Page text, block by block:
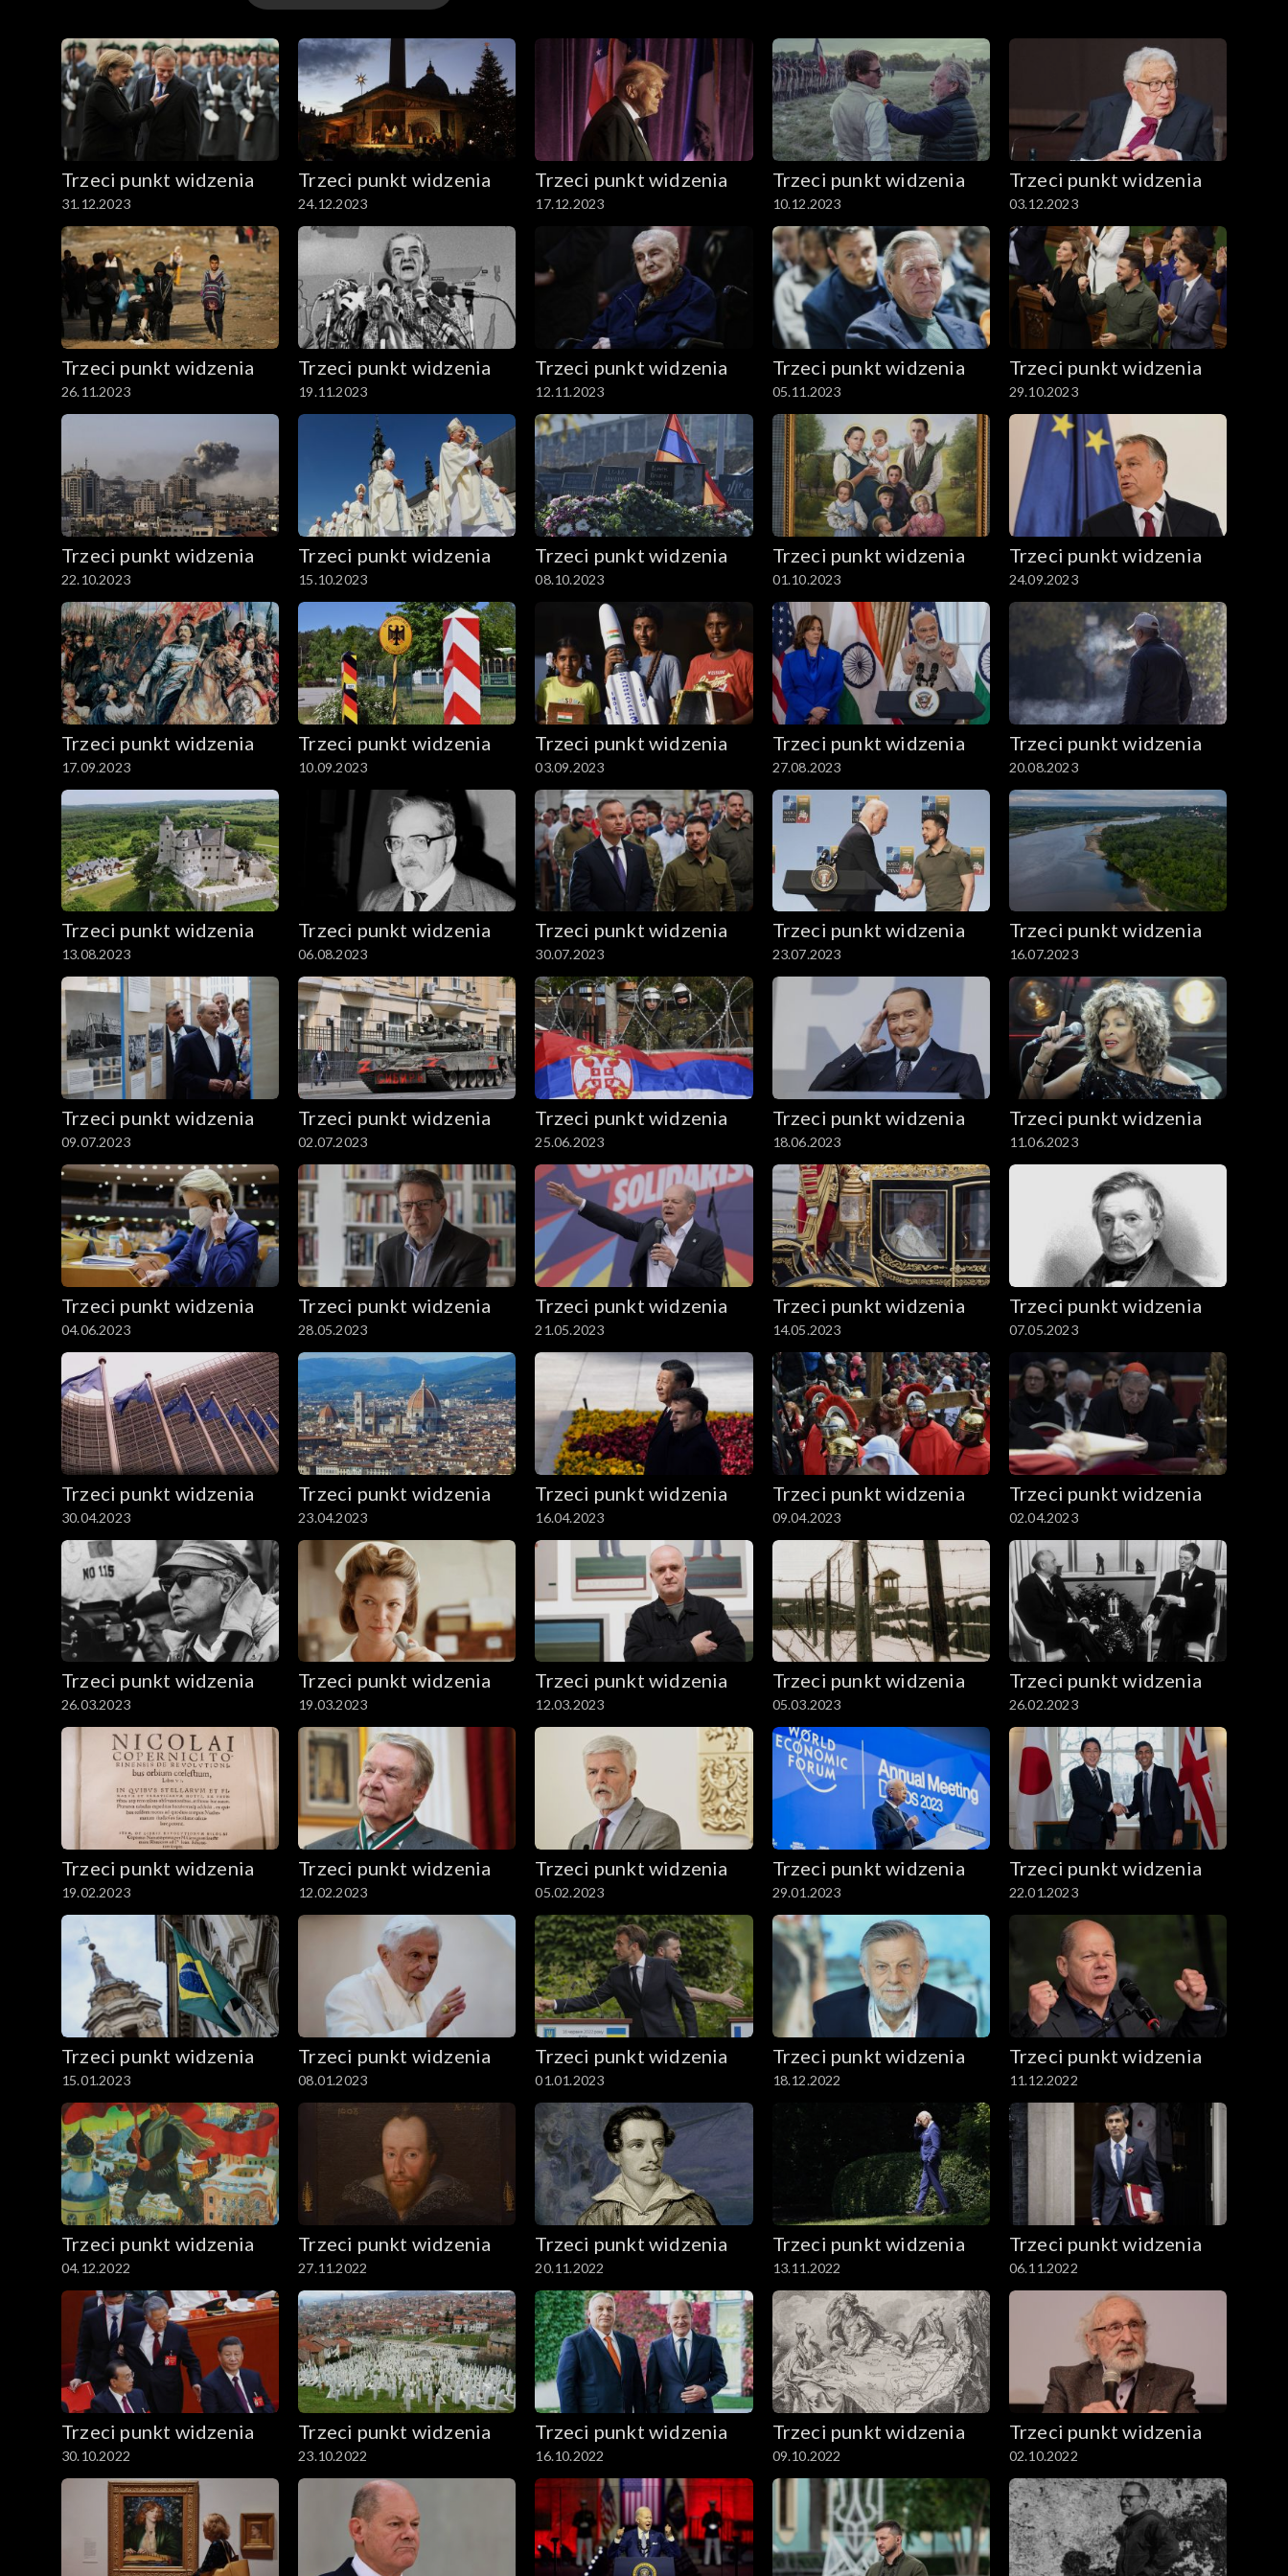
Odcinki
Trzeci punkt widzenia
31.12.2023
Trzeci punkt widzenia
24.12.2023
Trzeci punkt widzenia
17.12.2023
Trzeci punkt widzenia
10.12.2023
Trzeci punkt widzenia
03.12.2023
Trzeci punkt widzenia
26.11.2023
Trzeci punkt widzenia
19.11.2023
Trzeci punkt widzenia
12.11.2023
Trzeci punkt widzenia
05.11.2023
Trzeci punkt widzenia
29.10.2023
Trzeci punkt widzenia
22.10.2023
Trzeci punkt widzenia
15.10.2023
Trzeci punkt widzenia
08.10.2023
Trzeci punkt widzenia
01.10.2023
Trzeci punkt widzenia
24.09.2023
Trzeci punkt widzenia
17.09.2023
Trzeci punkt widzenia
10.09.2023
Trzeci punkt widzenia
03.09.2023
Trzeci punkt widzenia
27.08.2023
Trzeci punkt widzenia
20.08.2023
Trzeci punkt widzenia
13.08.2023
Trzeci punkt widzenia
06.08.2023
Trzeci punkt widzenia
30.07.2023
Trzeci punkt widzenia
23.07.2023
Trzeci punkt widzenia
16.07.2023
Trzeci punkt widzenia
09.07.2023
Trzeci punkt widzenia
02.07.2023
Trzeci punkt widzenia
25.06.2023
Trzeci punkt widzenia
18.06.2023
Trzeci punkt widzenia
11.06.2023
Trzeci punkt widzenia
04.06.2023
Trzeci punkt widzenia
28.05.2023
Trzeci punkt widzenia
21.05.2023
Trzeci punkt widzenia
14.05.2023
Trzeci punkt widzenia
07.05.2023
Trzeci punkt widzenia
30.04.2023
Trzeci punkt widzenia
23.04.2023
Trzeci punkt widzenia
16.04.2023
Trzeci punkt widzenia
09.04.2023
Trzeci punkt widzenia
02.04.2023
Trzeci punkt widzenia
26.03.2023
Trzeci punkt widzenia
19.03.2023
Trzeci punkt widzenia
12.03.2023
Trzeci punkt widzenia
05.03.2023
Trzeci punkt widzenia
26.02.2023
Trzeci punkt widzenia
19.02.2023
Trzeci punkt widzenia
12.02.2023
Trzeci punkt widzenia
05.02.2023
Trzeci punkt widzenia
29.01.2023
Trzeci punkt widzenia
22.01.2023
Trzeci punkt widzenia
15.01.2023
Trzeci punkt widzenia
08.01.2023
Trzeci punkt widzenia
01.01.2023
Trzeci punkt widzenia
18.12.2022
Trzeci punkt widzenia
11.12.2022
Trzeci punkt widzenia
04.12.2022
Trzeci punkt widzenia
27.11.2022
Trzeci punkt widzenia
20.11.2022
Trzeci punkt widzenia
13.11.2022
Trzeci punkt widzenia
06.11.2022
Trzeci punkt widzenia
30.10.2022
Trzeci punkt widzenia
23.10.2022
Trzeci punkt widzenia
16.10.2022
Trzeci punkt widzenia
09.10.2022
Trzeci punkt widzenia
02.10.2022